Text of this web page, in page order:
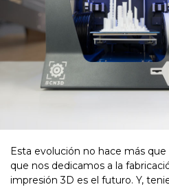
Esta evolución no hace más
que nos dedicamos a la
impresión 3D es el futuro. Y,